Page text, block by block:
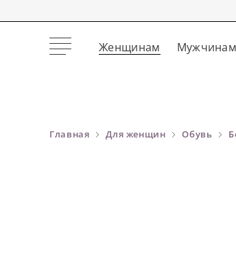
Женщинам Мужчинам
Главная Для женщин Обувь